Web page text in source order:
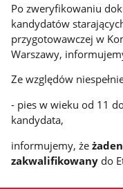
Po zweryfikowaniu
kandydatów
przygotowawczej w
Warszawy,
Ze względów
- pies w wieku od 11
kandydata,
informujemy, że
zakwalifikowany do